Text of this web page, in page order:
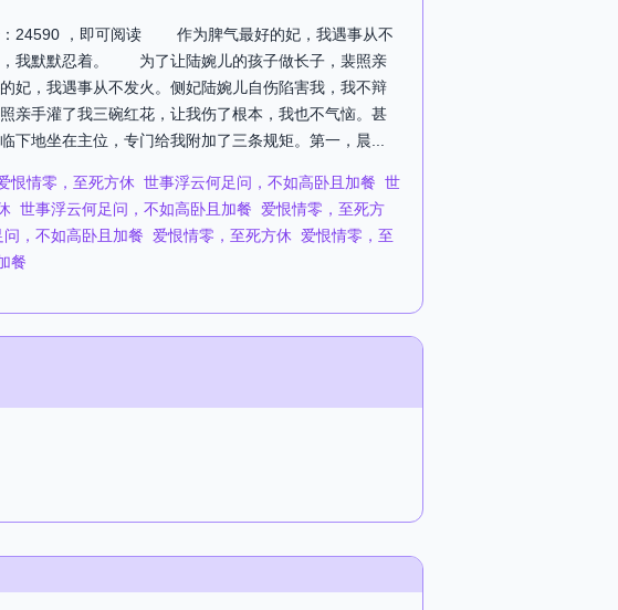
：24590 ，即可阅读 作为脾气最好的妃，我遇事从不
我默默忍着。 为了让陆婉儿的孩子做长子，裴照亲
我遇事从不发火。侧妃陆婉儿自伤陷害我，我不辩
亲手灌了我三碗红花，让我伤了根本，我也不气恼。甚
地坐在主位，专门给我附加了三条规矩。第一，晨...
恨情零，至死方休 世事浮云何足问，不如高卧且加餐 世
世事浮云何足问，不如高卧且加餐
爱恨情零，至死方
，不如高卧且加餐 爱恨情零，至死方休 爱恨情零，至
餐